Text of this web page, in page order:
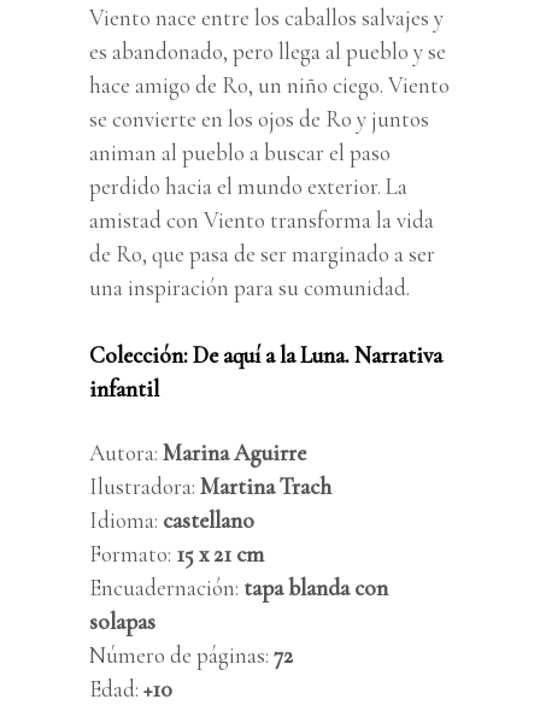
Viento nace entre los caballos salvajes y
es abandonado, pero llega al pueblo y se
hace amigo de Ro, un niño ciego. Viento
se convierte en los ojos de Ro y juntos
animan al pueblo a buscar el paso
perdido hacia el mundo exterior. La
amistad con Viento transforma la vida
de Ro, que pasa de ser marginado a ser
una inspiración para su comunidad.
Colección: De aquí a la Luna. Narrativa
infantil
Autora: Marina Aguirre
Ilustradora: Martina Trach
Idioma: castellano
Formato: 15x 21 cm
Encuadernación: tapa blanda con
solapas
Número de páginas: 72
Edad: +10